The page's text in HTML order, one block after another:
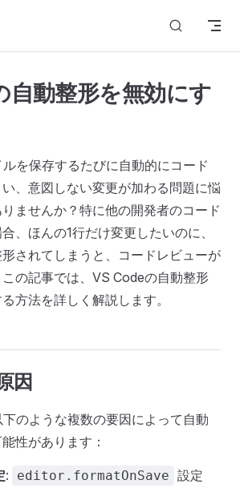
自動整形を無効にす
を保存するたびに自動的にコード
、意図しない変更が加わる問題に悩
ませんか？特に他の開発者のコード
、ほんの1行だけ変更したいのに、
されてしまうと、コードレビューが
の記事では、VS Codeの自動整形
方法を詳しく解説します。
因
のような複数の要因によって自動
性があります：
: editor.formatOnSave 設定